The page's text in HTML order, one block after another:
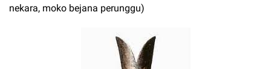
nekara, moko bejana perunggu)